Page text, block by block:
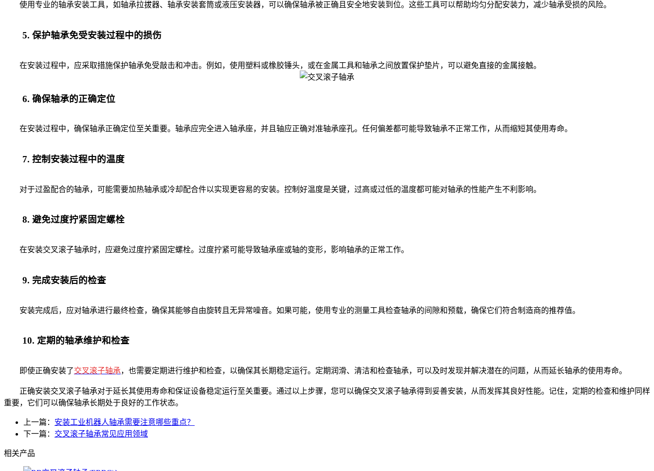
使用专业的轴承安装工具，如轴承拉拔器、轴承安装套筒或液压安装器，可以确保轴承被正确且安全地安装到位。这些工具可以帮助均匀分配安装力，减少轴承受损的风险。
5. 保护轴承免受安装过程中的损伤
在安装过程中，应采取措施保护轴承免受敲击和冲击。例如，使用塑料或橡胶锤头，或在金属工具和轴承之间放置保护垫片，可以避免直接的金属接触。
6. 确保轴承的正确定位
在安装过程中，确保轴承正确定位至关重要。轴承应完全进入轴承座，并且轴应正确对准轴承座孔。任何偏差都可能导致轴承不正常工作，从而缩短其使用寿命。
7. 控制安装过程中的温度
对于过盈配合的轴承，可能需要加热轴承或冷却配合件以实现更容易的安装。控制好温度是关键，过高或过低的温度都可能对轴承的性能产生不利影响。
8. 避免过度拧紧固定螺栓
在安装交叉滚子轴承时，应避免过度拧紧固定螺栓。过度拧紧可能导致轴承座或轴的变形，影响轴承的正常工作。
9. 完成安装后的检查
安装完成后，应对轴承进行最终检查，确保其能够自由旋转且无异常噪音。如果可能，使用专业的测量工具检查轴承的间隙和预载，确保它们符合制造商的推荐值。
10. 定期的轴承维护和检查
即使正确安装了交叉滚子轴承，也需要定期进行维护和检查，以确保其长期稳定运行。定期润滑、清洁和检查轴承，可以及时发现并解决潜在的问题，从而延长轴承的使用寿命。
正确安装交叉滚子轴承对于延长其使用寿命和保证设备稳定运行至关重要。通过以上步骤，您可以确保交叉滚子轴承得到妥善安装，从而发挥其良好性能。记住，定期的检查和维护同样
重要，它们可以确保轴承长期处于良好的工作状态。
上一篇： 安装工业机器人轴承需要注意哪些重点？
下一篇： 交叉滚子轴承常见应用领域
相关产品